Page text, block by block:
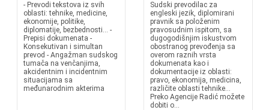
- Prevodi tekstova iz svih
oblasti: tehnike, medicine,
ekonomije, politike,
diplomatije, bezbednosti... -
Prepisi dokumenata -
Konsekutivan i simultan
prevod - Angažman sudskog
tumača na venčanjima,
akcidentnim i incidentnim
situacijama sa
međunarodnim akterima
Sudski prevodilac za
engleski jezik, diplomirani
pravnik sa položenim
pravosudnim ispitom, sa
dugogodišnjim iskustvom
obostranog prevođenja sa
overom raznih vrsta
dokumenata kao i
dokumentacije iz oblasti:
pravo, ekonomija, medicina,
različite oblasti tehnike...
Preko Agencije Radić možete
dobiti o...